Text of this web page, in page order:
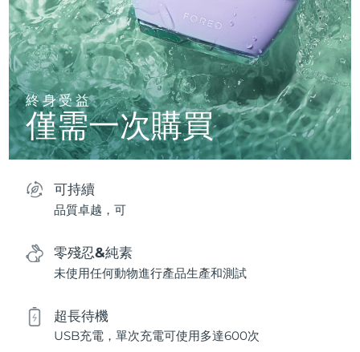
終身受益
僅需一次購買
可持續
品質卓越，可
零殘忍&純素
未使用任何動物進行產品生產和測試
超長待機
USB充電，單次充電可使用多達600次